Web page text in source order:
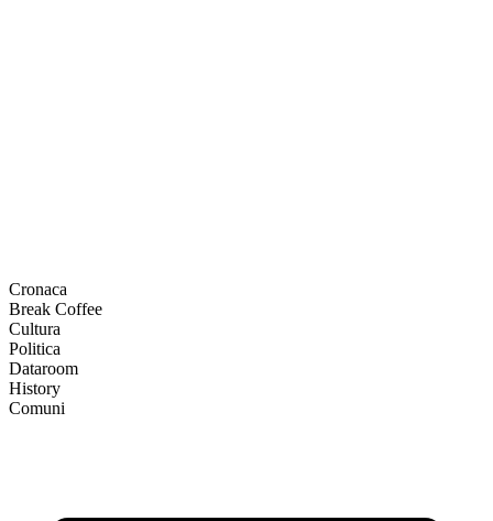
Cronaca
Break Coffee
Cultura
Politica
Dataroom
History
Comuni